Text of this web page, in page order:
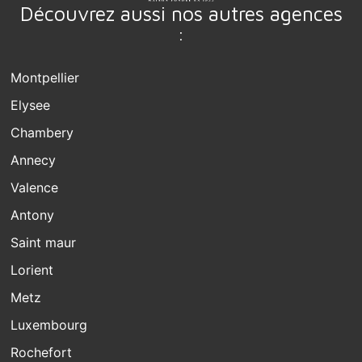
Découvrez aussi nos autres agences
:
Montpellier
Elysee
Chambery
Annecy
Valence
Antony
Saint maur
Lorient
Metz
Luxembourg
Rochefort